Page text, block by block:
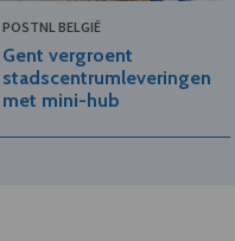
POSTNL BELGIË
Gent vergroent
stadscentrumleveringen
met mini-hub